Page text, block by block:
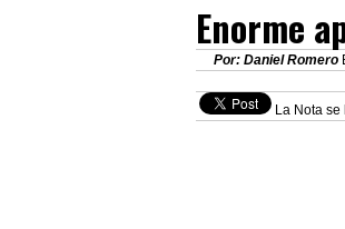
Enorme
Por: Daniel Romero
La Nota